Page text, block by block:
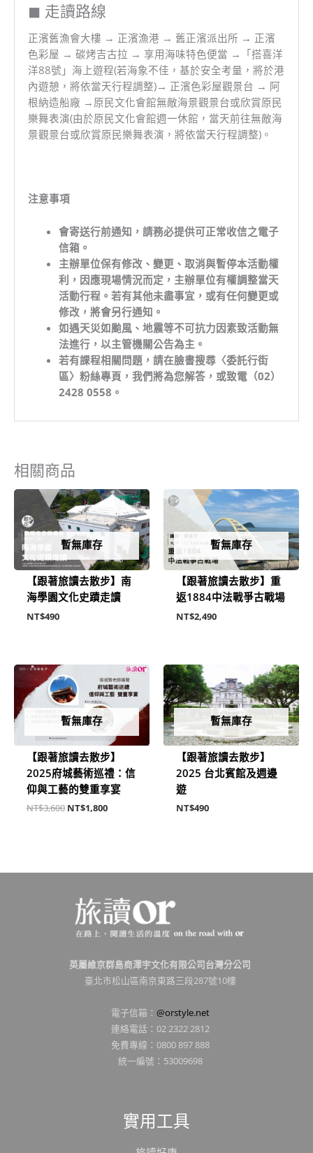
◼ 走讀路線
正濱舊漁會大樓 → 正濱漁港 → 舊正濱派出所 → 正濱
色彩屋 → 碳烤吉古拉 → 享用海味特色便當 →「搭喜洋
洋88號」海上遊程(若海象不佳，基於安全考量，將於港
內遊憩，將依當天行程調整)→ 正濱色彩屋觀景台 → 阿
根納造船廠 →原民文化會館無敵海景觀景台或欣賞原民
樂舞表演(由於原民文化會館週一休館，當天前往無敵海
景觀景台或欣賞原民樂舞表演，將依當天行程調整)。
注意事項
會寄送行前通知，請務必提供可正常收信之電子
信箱。
主辦單位保有修改、變更、取消與暫停本活動權
利，因應現場情況而定，主辦單位有權調整當天
活動行程。若有其他未盡事宜，或有任何變更或
修改，將會另行通知。
如遇天災如颱風、地震等不可抗力因素致活動無
法進行，以主管機關公告為主。
若有課程相關問題，請在臉書搜尋〈委託行街
區〉粉絲專頁，我們將為您解答，或致電（02）
2428 0558。
相關商品
暫無庫存
【跟著旅讀去散步】南
海學園文化史蹟走讀
NT$490
暫無庫存
【跟著旅讀去散步】重
返1884中法戰爭古戰場
NT$2,490
暫無庫存
【跟著旅讀去散步】
2025府城藝術巡禮：信
仰與工藝的雙重享宴
NT$3,600
始
價
格：
NT$3,600。
NT$1,800
前
價
格：
NT$1,800。
暫無庫存
【跟著旅讀去散步】
2025 台北賓館及週邊
遊
NT$490
英屬維京群島商澤宇文化有限公司台灣分公司
臺北市松山區南京東路三段287號10樓
電子信箱： @orstyle.net
連絡電話：02 2322 2812
免費專線：0800 897 888
統一編號：53009698
實用工具